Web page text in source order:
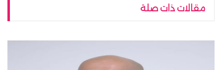
مقالات ذات صلة